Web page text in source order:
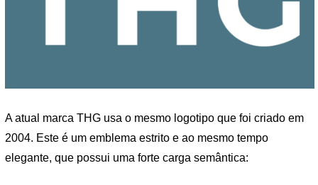
A atual marca THG usa o mesmo logotipo que foi criado em
2004. Este é um emblema estrito e ao mesmo tempo
elegante, que possui uma forte carga semântica: